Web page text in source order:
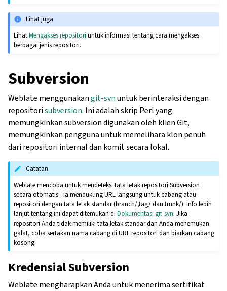
Lihat juga
LihatMengakses repositori untuk informasi tentang cara mengakses
berbagai jenis repositori.
Subversion
Weblate menggunakangit-svnuntuk berinteraksi dengan
repositorisubversion. Ini adalah skrip Perl yang
memungkinkan subversion digunakan oleh klien Git,
memungkinkan pengguna untuk memelihara klon penuh
dari repositori internal dan komit secara lokal.
Catatan
Weblate mencoba untuk mendeteksi tata letak repositori Subversion
secara otomatis - ia mendukung URL langsung untuk cabang atau
repositori dengan tata letak standar (branch/,tag/ dan trunk/). Info lebih
lanjut tentang ini dapat ditemukan diDokumentasi git-svn. Jika
repositori Anda tidak memiliki tata letak standar dan Anda menemukan
galat, coba sertakan nama cabang di URL repositori dan biarkan cabang
kosong.
Kredensial Subversion
Weblate mengharapkan Anda untuk menerima sertifikat